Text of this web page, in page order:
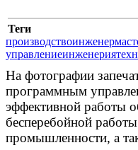
Теги
производствоинженер
управлениеинженерия
На фотографии
программным
эффективной работы
бесперебойной
промышленности, а